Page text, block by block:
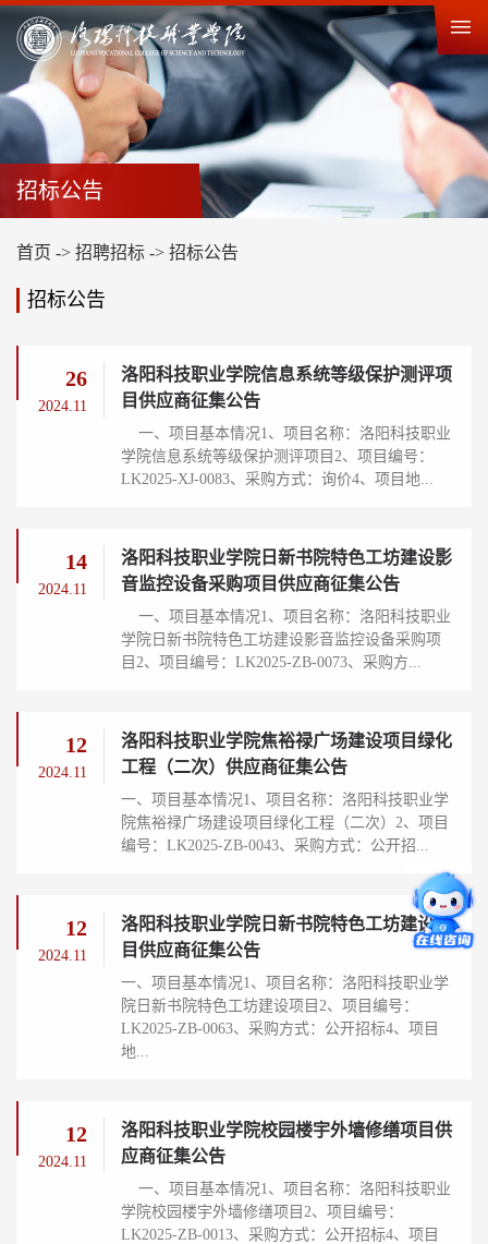
招标公告
首页 -> 招聘招标 -> 招标公告
招标公告
26
2024.11
洛阳科技职业学院信息系统等级保护测评项
目供应商征集公告
一、项目基本情况1、项目名称：洛阳科技职业
学院信息系统等级保护测评项目2、项目编号：
LK2025-XJ-0083、采购方式：询价4、项目地...
14
2024.11
洛阳科技职业学院日新书院特色工坊建设影
音监控设备采购项目供应商征集公告
一、项目基本情况1、项目名称：洛阳科技职业
学院日新书院特色工坊建设影音监控设备采购项
目2、项目编号：LK2025-ZB-0073、采购方...
12
2024.11
洛阳科技职业学院焦裕禄广场建设项目绿化
工程（二次）供应商征集公告
一、项目基本情况1、项目名称：洛阳科技职业学
院焦裕禄广场建设项目绿化工程（二次）2、项目
编号：LK2025-ZB-0043、采购方式：公开招...
12
2024.11
洛阳科技职业学院日新书院特色工坊建设项
目供应商征集公告
一、项目基本情况1、项目名称：洛阳科技职业学
院日新书院特色工坊建设项目2、项目编号：
LK2025-ZB-0063、采购方式：公开招标4、项目
地...
12
2024.11
洛阳科技职业学院校园楼宇外墙修缮项目供
应商征集公告
一、项目基本情况1、项目名称：洛阳科技职业
学院校园楼宇外墙修缮项目2、项目编号：
LK2025-ZB-0013、采购方式：公开招标4、项目